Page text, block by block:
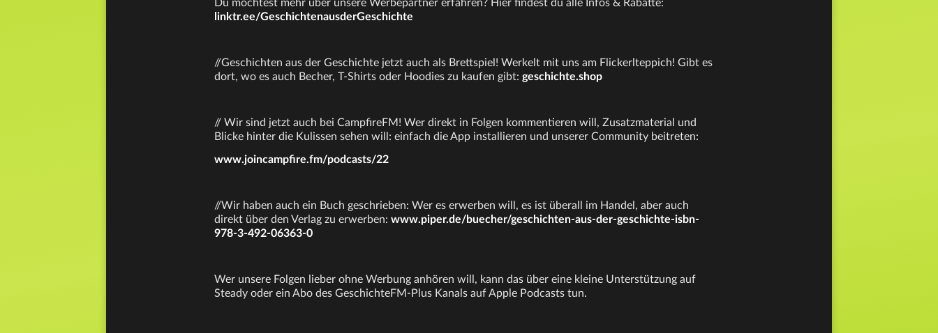
Du möchtest mehr über unsere Werbepartner erfahren? Hier findest du alle Infos & Rabatte:
linktr.ee/GeschichtenausderGeschichte
//Geschichten aus der Geschichte jetzt auch als Brettspiel! Werkelt mit uns am Flickerlteppich! Gibt es
dort, wo es auch Becher, T-Shirts oder Hoodies zu kaufen gibt: geschichte.shop
// Wir sind jetzt auch bei CampfireFM! Wer direkt in Folgen kommentieren will, Zusatzmaterial und
Blicke hinter die Kulissen sehen will: einfach die App installieren und unserer Community beitreten:
www.joincampfire.fm/podcasts/22
//Wir haben auch ein Buch geschrieben: Wer es erwerben will, es ist überall im Handel, aber auch
direkt über den Verlag zu erwerben: www.piper.de/buecher/geschichten-aus-der-geschichte-isbn-
978-3-492-06363-0
Wer unsere Folgen lieber ohne Werbung anhören will, kann das über eine kleine Unterstützung auf
Steady oder ein Abo des GeschichteFM-Plus Kanals auf Apple Podcasts tun.